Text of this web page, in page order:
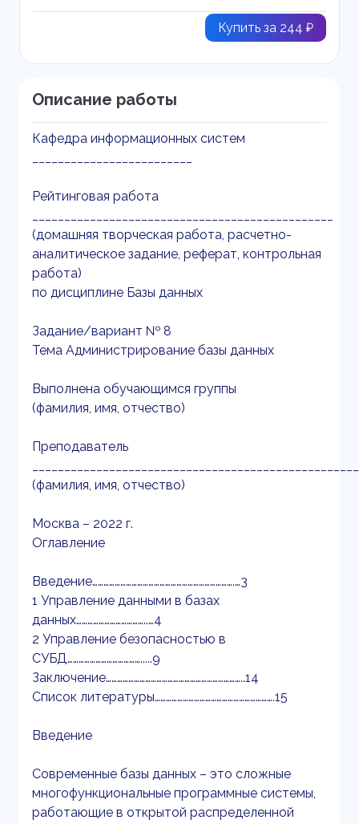
Купить за 244 ₽
Описание работы
Кафедра информационных систем
Рейтинговая работа
(домашняя творческая работа, расчетно-
аналитическое задание, реферат, контрольная
работа)
по дисциплине Базы данных
Задание/вариант № 8
Тема Администрирование базы данных
Выполнена обучающимся группы
(фамилия, имя, отчество)
Преподаватель
(фамилия, имя, отчество)
Москва – 2022 г.
Оглавление
Введение………………………………………………………………….…3
1 Управление данными в базах
данных………………………………..…4
2 Управление безопасностью в
СУБД………………………………….....9
Заключение………………………………………………………………..14
Список литературы……………………………………………………….15
Введение
Современные базы данных – это сложные
многофункциональные программные системы,
работающие в открытой распределенной